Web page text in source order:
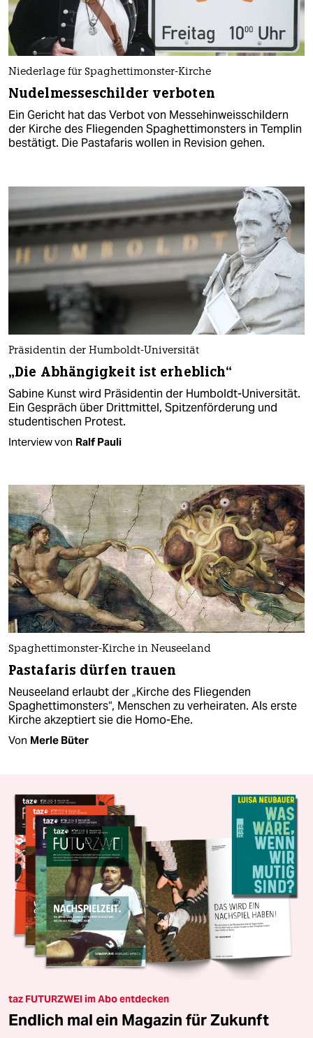
Niederlage für Spaghettimonster-Kirche
Nudelmesseschilder verboten
Ein Gericht hat das Verbot von Messehinweisschildern
der Kirche des Fliegenden Spaghettimonsters in Templin
bestätigt. Die Pastafaris wollen in Revision gehen.
Präsidentin der Humboldt-Universität
„Die Abhängigkeit ist erheblich“
Sabine Kunst wird Präsidentin der Humboldt-Universität.
Ein Gespräch über Drittmittel, Spitzenförderung und
studentischen Protest.
Interview von Ralf Pauli
Spaghettimonster-Kirche in Neuseeland
Pastafaris dürfen trauen
Neuseeland erlaubt der „Kirche des Fliegenden
Spaghettimonsters“, Menschen zu verheiraten. Als erste
Kirche akzeptiert sie die Homo-Ehe.
Von Merle Büter
taz FUTURZWEI im Abo entdecken
Endlich mal ein Magazin für Zukunft